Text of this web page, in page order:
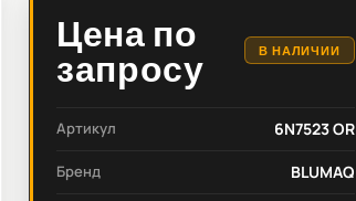
Цена по
запросу
В НАЛИЧИИ
Артикул 6N7523 OR
Бренд BLUMAQ